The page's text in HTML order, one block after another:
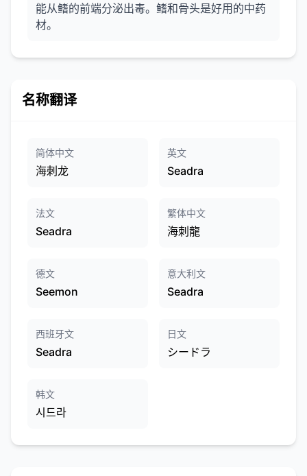
能从鳍的前端分泌出毒。鳍和骨头是好用的中药
材。
名称翻译
简体中文
海刺龙
英文
Seadra
法文
Seadra
繁体中文
海刺龍
德文
Seemon
意大利文
Seadra
西班牙文
Seadra
日文
シードラ
韩文
시드라